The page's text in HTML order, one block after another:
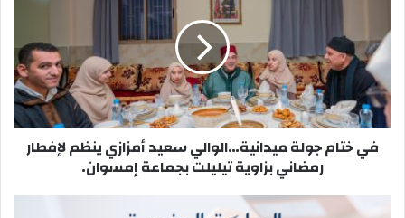
ا
و
ي
ب
ك
في ختام جولة ميدانية…الوالي سعيد أمزازي ينظم لإفطار
رمضاني بزاوية تيليلت بجماعة إمسوان.